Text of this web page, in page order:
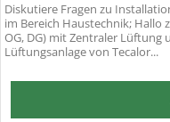
Diskutiere Fragen zu
im Bereich Haustechnik; Hallo
OG, DG) mit Zentraler
Lüftungsanlage von Tecalor...